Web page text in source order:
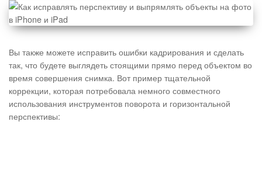
Вы также можете исправить ошибки кадрирования и сделать
так, что будете выглядеть стоящими прямо перед объектом во
время совершения снимка. Вот пример тщательной
коррекции, которая потребовала немного совместного
использования инструментов поворота и горизонтальной
перспективы: